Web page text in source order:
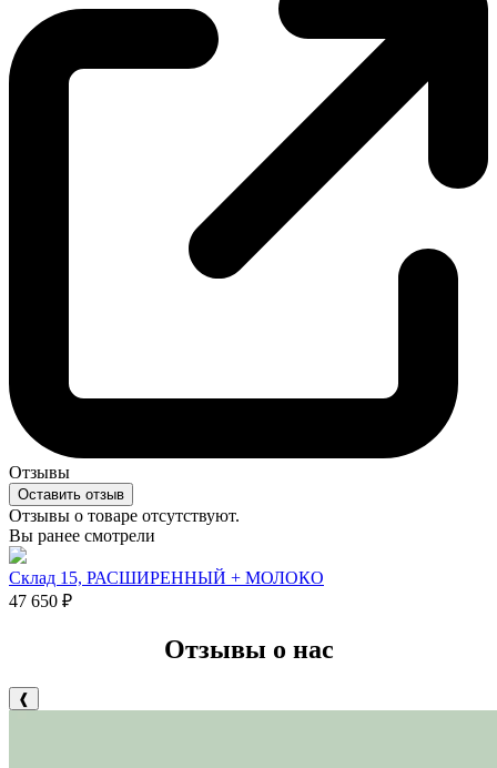
Отзывы
Оставить отзыв
Отзывы о товаре отсутствуют.
Вы ранее смотрели
Склад 15, РАСШИРЕННЫЙ + МОЛОКО
47 650 ₽
Отзывы о нас
❰